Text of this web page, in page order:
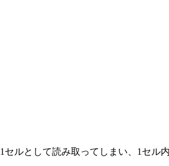
ルとして読み取ってしまい、1セル